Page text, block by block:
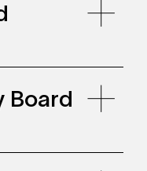
Board